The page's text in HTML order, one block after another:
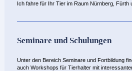
Ich fahre für Ihr Tier im Raum Nürnberg, Fürth
Seminare und Schulungen
Unter den Bereich Seminare und Fortbildung
auch Workshops für Tierhalter mit